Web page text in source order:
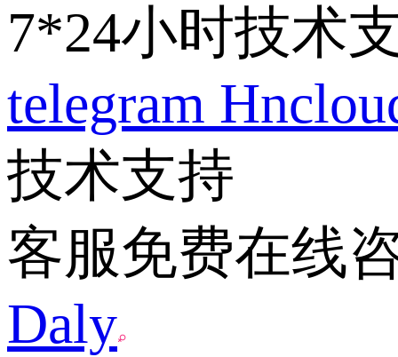
7*24小时技术
telegram
技术支持
客服免费在线
Daly